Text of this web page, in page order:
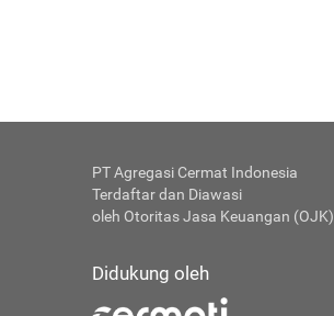
PT Agregasi Cermat Indonesia
Terdaftar dan Diawasi
oleh Otoritas Jasa Keuangan (OJK)
Didukung oleh